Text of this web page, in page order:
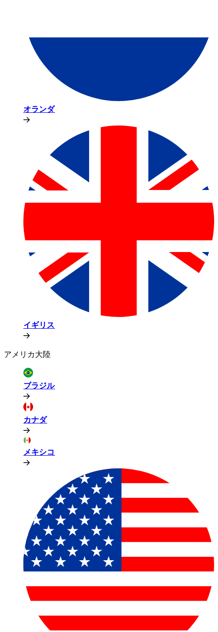
オランダ​​
イギリス​​
アメリカ大陸​​
ブラジル​​
カナダ​​
メキシコ​​